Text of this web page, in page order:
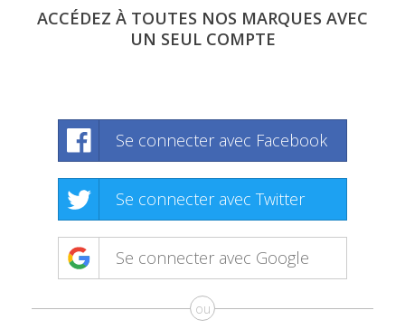
ACCÉDEZ À TOUTES NOS MARQUES AVEC
UN SEUL COMPTE
Se connecter avec Facebook
Se connecter avec Twitter
Se connecter avec Google
ou